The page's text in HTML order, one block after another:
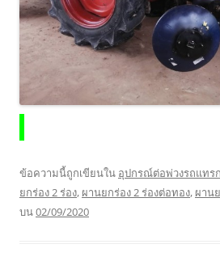
ข้อความนี้ถูกเขียนใน อุปกรณ์ต่อพ่วงรถแทร
ยกร่อง 2 ร่อง, ผานยกร่อง 2 ร่องต่อทอง, ผาน
บน02/09/2020